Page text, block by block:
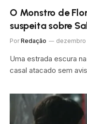
O Monstro de
suspeita sobre
Por Redação dezembro
Uma estrada escura
casal atacado sem